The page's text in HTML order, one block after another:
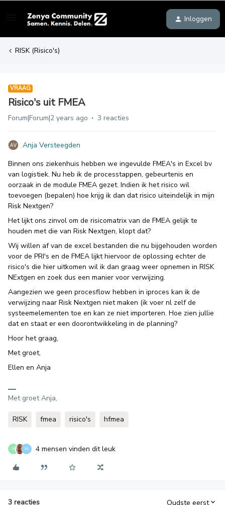
Inloggen
RISK (Risico's)
VRAAG
Risico's uit FMEA
Forum|Forum|2 years ago 3 reacties
Anja Versteegden
Binnen ons ziekenhuis hebben we ingevulde FMEA's in Excel bv
van logistiek. Nu heb ik de processtappen, gebeurtenis en
oorzaak in de module FMEA gezet. Indien ik het risico wil
toevoegen (bepalen) hoe krijg ik dan dat risico uiteindelijk in mijn
Risk Nextgen?
Het lijkt ons zinvol om de risicomatrix van de FMEA gelijk te
houden met die van Risk Nextgen, klopt dat?
Wij willen af van de excel bestanden die nu bijgehouden worden
voor de PRI's en de FMEA lijkt hiervoor de oplossing echter de
risico's die hier uitkomen wil ik dan graag weer opnemen in RISK
NExtgen en zoek dus een manier voor verwijzing.
Aangezien we geen procesflow hebben in iproces kan ik de
verwijzing naar Risk Nextgen niet maken (ik voer nl zelf de
systeemelementen toe en kan ze niet importeren. Hoe zien jullie
dat en staat er een doorontwikkeling in de planning?
Hoor het graag,
Met groet,
Ellen en Anja
Met groet Anja,
RISK fmea risico's hfmea
K M 4 mensen vinden dit leuk
3 reacties Oudste eerst